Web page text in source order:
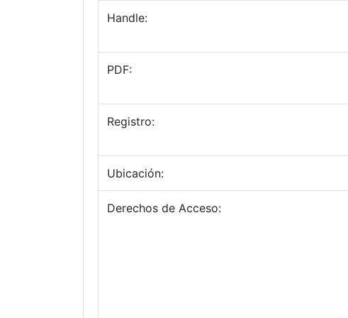
Handle:
PDF:
Registro:
Ubicación:
Derechos de Acceso: